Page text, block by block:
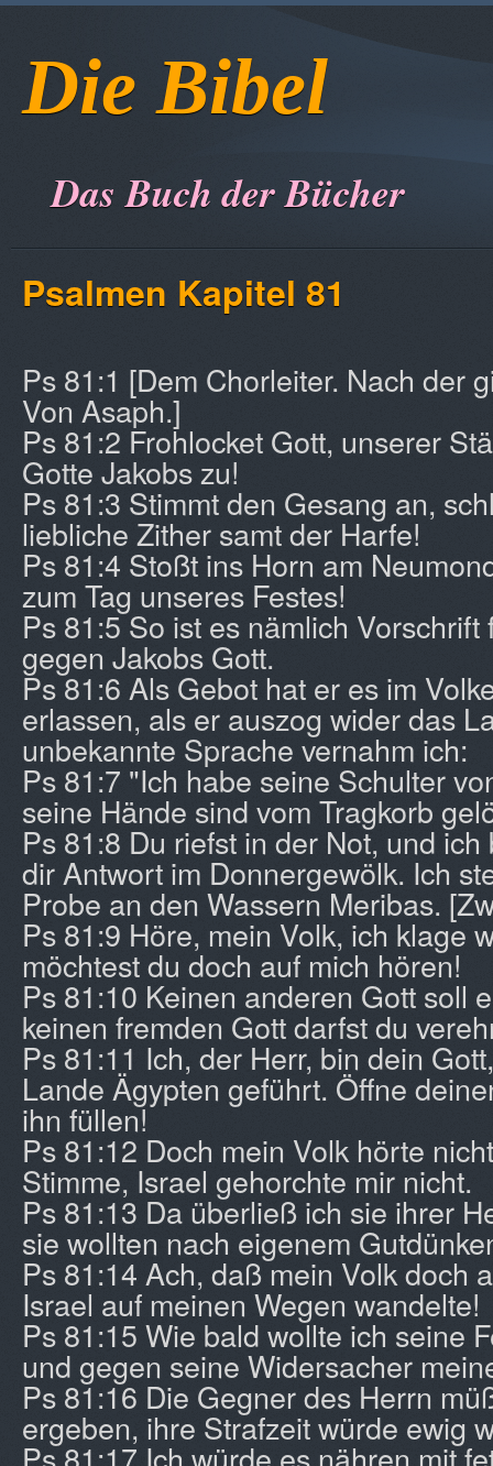
Die Bibel
Das Buch der Bücher
Psalmen Kapitel 81
Ps 81:1 [Dem Chorleiter. Nach der
Von Asaph.]
Ps 81:2 Frohlocket Gott, unserer
Gotte Jakobs zu!
Ps 81:3 Stimmt den Gesang an,
liebliche Zither samt der Harfe!
Ps 81:4 Stoßt ins Horn am
zum Tag unseres Festes!
Ps 81:5 So ist es nämlich Vorschrift
gegen Jakobs Gott.
Ps 81:6 Als Gebot hat er es im
erlassen, als er auszog wider das
unbekannte Sprache vernahm ich:
Ps 81:7 "Ich habe seine Schulter
seine Hände sind vom Tragkorb
Ps 81:8 Du riefst in der Not, und
dir Antwort im Donnergewölk. Ich
Probe an den Wassern Meribas.
Ps 81:9 Höre, mein Volk, ich klage
möchtest du doch auf mich hören!
Ps 81:10 Keinen anderen Gott soll
keinen fremden Gott darfst du
Ps 81:11 Ich, der Herr, bin dein
Lande Ägypten geführt. Öffne
ihn füllen!
Ps 81:12 Doch mein Volk hörte
Stimme, Israel gehorchte mir nicht.
Ps 81:13 Da überließ ich sie ihrer
sie wollten nach eigenem
Ps 81:14 Ach, daß mein Volk doch
Israel auf meinen Wegen wandelte!
Ps 81:15 Wie bald wollte ich seine
und gegen seine Widersacher
Ps 81:16 Die Gegner des Herrn
ergeben, ihre Strafzeit würde ewig